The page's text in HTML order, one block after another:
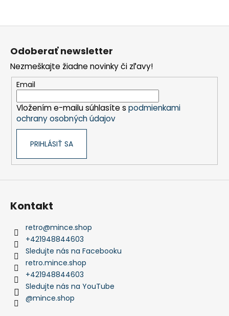
Odoberať newsletter
Nezmeškajte žiadne novinky či zľavy!
Email
Vložením e-mailu súhlasíte s podmienkami
ochrany osobných údajov
PRIHLÁSIŤ SA
Kontakt
retro@mince.shop
+421948844603
Sledujte nás na Facebooku
retro.mince.shop
+421948844603
Sledujte nás na YouTube
@mince.shop